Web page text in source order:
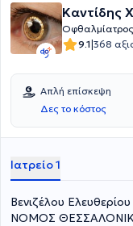
Καντίδης
Οφθαλμίατρος
9.1|368
Απλή επίσκεψη
Δες το κόστος
Ιατρείο 1
Βενιζέλου
ΝΟΜΟΣ